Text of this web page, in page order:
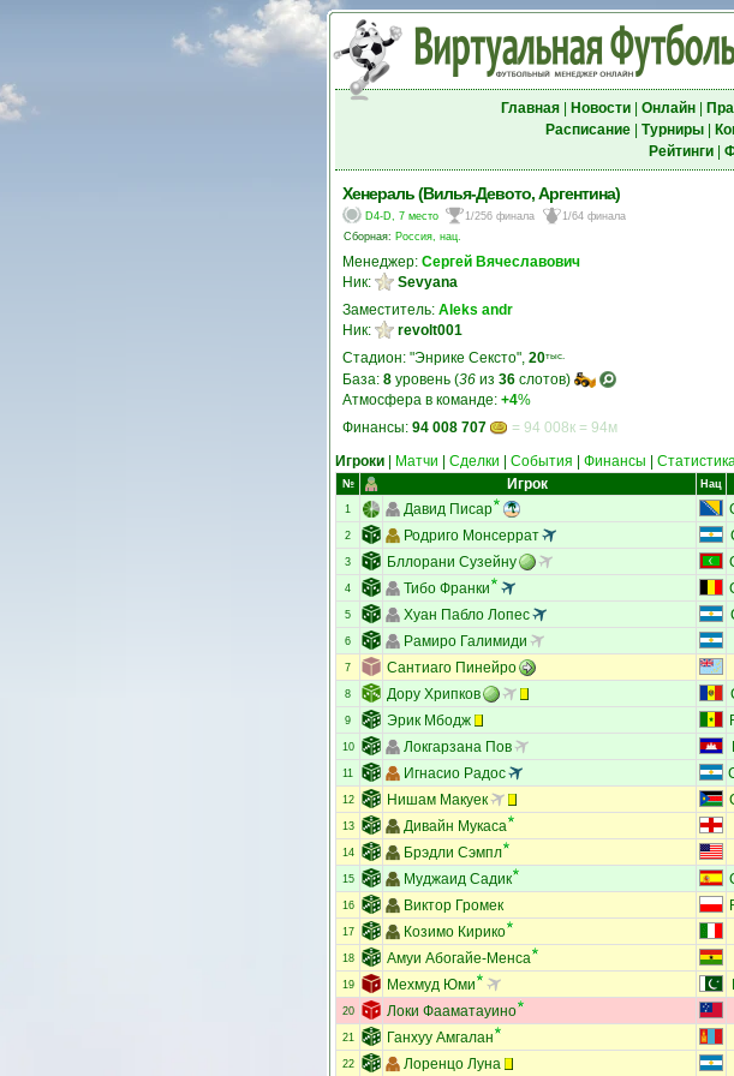
Главная| Новости| Онлайн|
Расписание| Турниры|
Рейтинги|
Хенераль (Вилья-Девото, Аргентина)
D4-D, 7 место 1/256 финала
1/64 финала
Сборная: Россия, нац.
Менеджер: Сергей Вячеславович
Ник:
Sevyana
Заместитель: Aleks andr
Ник:
revolt001
Стадион: "Энрике Сексто", 20тыс.
База: 8 уровень (36 из 36 слотов)
Атмосфера в команде: +4%
Финансы: 94 008 707 = 94 008к = 94м
Игроки Матчи Сделки События Финансы
№ Игрок Нац
1 Давид Писар
2 Родриго Монсеррат
3 Бллорани Сузейну
4 Тибо Франки
5 Хуан Пабло Лопес
6 Рамиро Галимиди
7 Сантиаго Пинейро
8 Дору Хрипков
9 Эрик Мбодж
10 Локгарзана Пов
11 Игнасио Радос
12 Нишам Макуек
13 Дивайн Мукаса
14 Брэдли Сэмпл
15 Муджаид Садик
16 Виктор Громек
17 Козимо Кирико
18 Амуи Абогайе-Менса
19 Мехмуд Юми
20 Локи Фааматауино
21 Ганхуу Амгалан
22 Лоренцо Луна